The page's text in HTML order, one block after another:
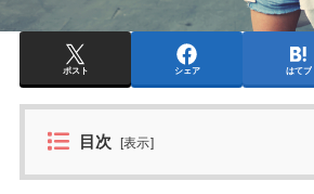
ポスト シェア はてブ
目次 [表示]